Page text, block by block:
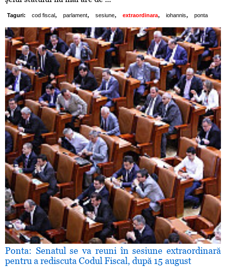
Taguri: cod fiscal , parlament, sesiune, extraordinara, iohannis, ponta
Ponta: Senatul se va reuni în sesiune extraordinară
pentru a rediscuta Codul Fiscal, după 15 august